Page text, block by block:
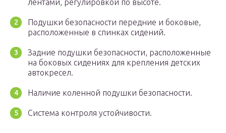
лентами, регулировкой по высоте.
Подушки безопасности передние и боковые,
расположенные в спинках сидений.
Задние подушки безопасности, расположенные
на боковых сидениях для крепления детских
автокресел.
Наличие коленной подушки безопасности.
Система контроля устойчивости.